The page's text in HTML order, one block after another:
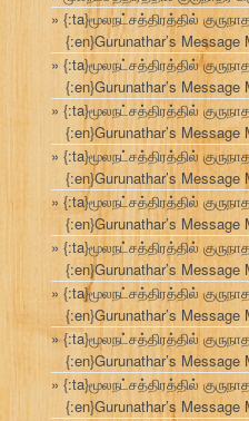
{:ta}மூலநட்சத்திரத்தில்
{:en}Gurunathar’s Message
{:ta}மூலநட்சத்திரத்தில்
{:en}Gurunathar’s Message
{:ta}மூலநட்சத்திரத்தில்
{:en}Gurunathar’s Message
{:ta}மூலநட்சத்திரத்தில்
{:en}Gurunathar’s Message
{:ta}மூலநட்சத்திரத்தில்
{:en}Gurunathar’s Message
{:ta}மூலநட்சத்திரத்தில்
{:en}Gurunathar’s Message
{:ta}மூலநட்சத்திரத்தில்
{:en}Gurunathar’s Message
{:ta}மூலநட்சத்திரத்தில்
{:en}Gurunathar’s Message
{:ta}மூலநட்சத்திரத்தில்
{:en}Gurunathar’s Message